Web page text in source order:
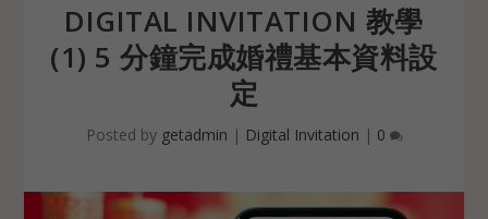
DIGITAL INVITATION 教學
(1) 5 分鐘完成婚禮基本資料設
定
Posted by getadmin | Digital Invitation | 0